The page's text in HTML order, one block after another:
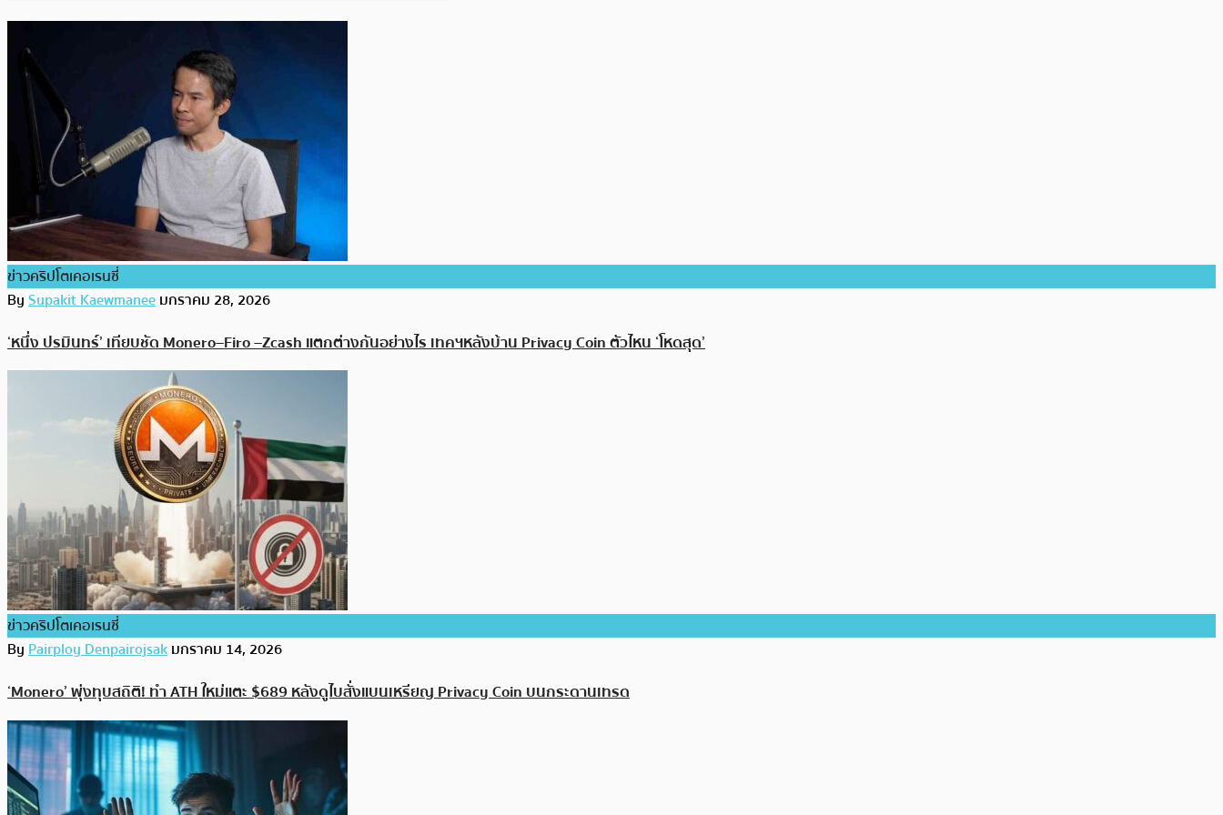
ข่าวคริปโตเคอเรนซี่
BySupakit Kaewmaneeมกราคม 28, 2026
‘หนึ่ง ปรมินทร์’ เทียบชัด Monero–Firo –Zcash แตกต่างกันอย่างไร เทคฯหลังบ้าน Privacy Coin ตัวไหน ‘โหดสุด’
ข่าวคริปโตเคอเรนซี่
ByPairploy Denpairojsakมกราคม 14, 2026
‘Monero’ พุ่งทุบสถิติ! ทำ ATH ใหม่แตะ $689 หลังดูไบสั่งแบนเหรียญ Privacy Coin บนกระดานเทรด